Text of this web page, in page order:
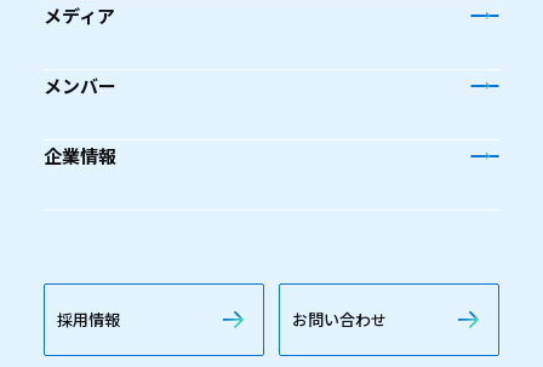
メディア
メンバー
企業情報
採用情報 お問い合わせ